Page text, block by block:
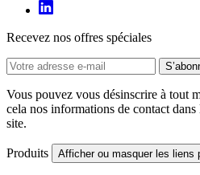
Recevez nos offres spéciales
Vous pouvez vous désinscrire à tout
cela nos informations de contact
site.
Produits Afficher ou masquer les liens